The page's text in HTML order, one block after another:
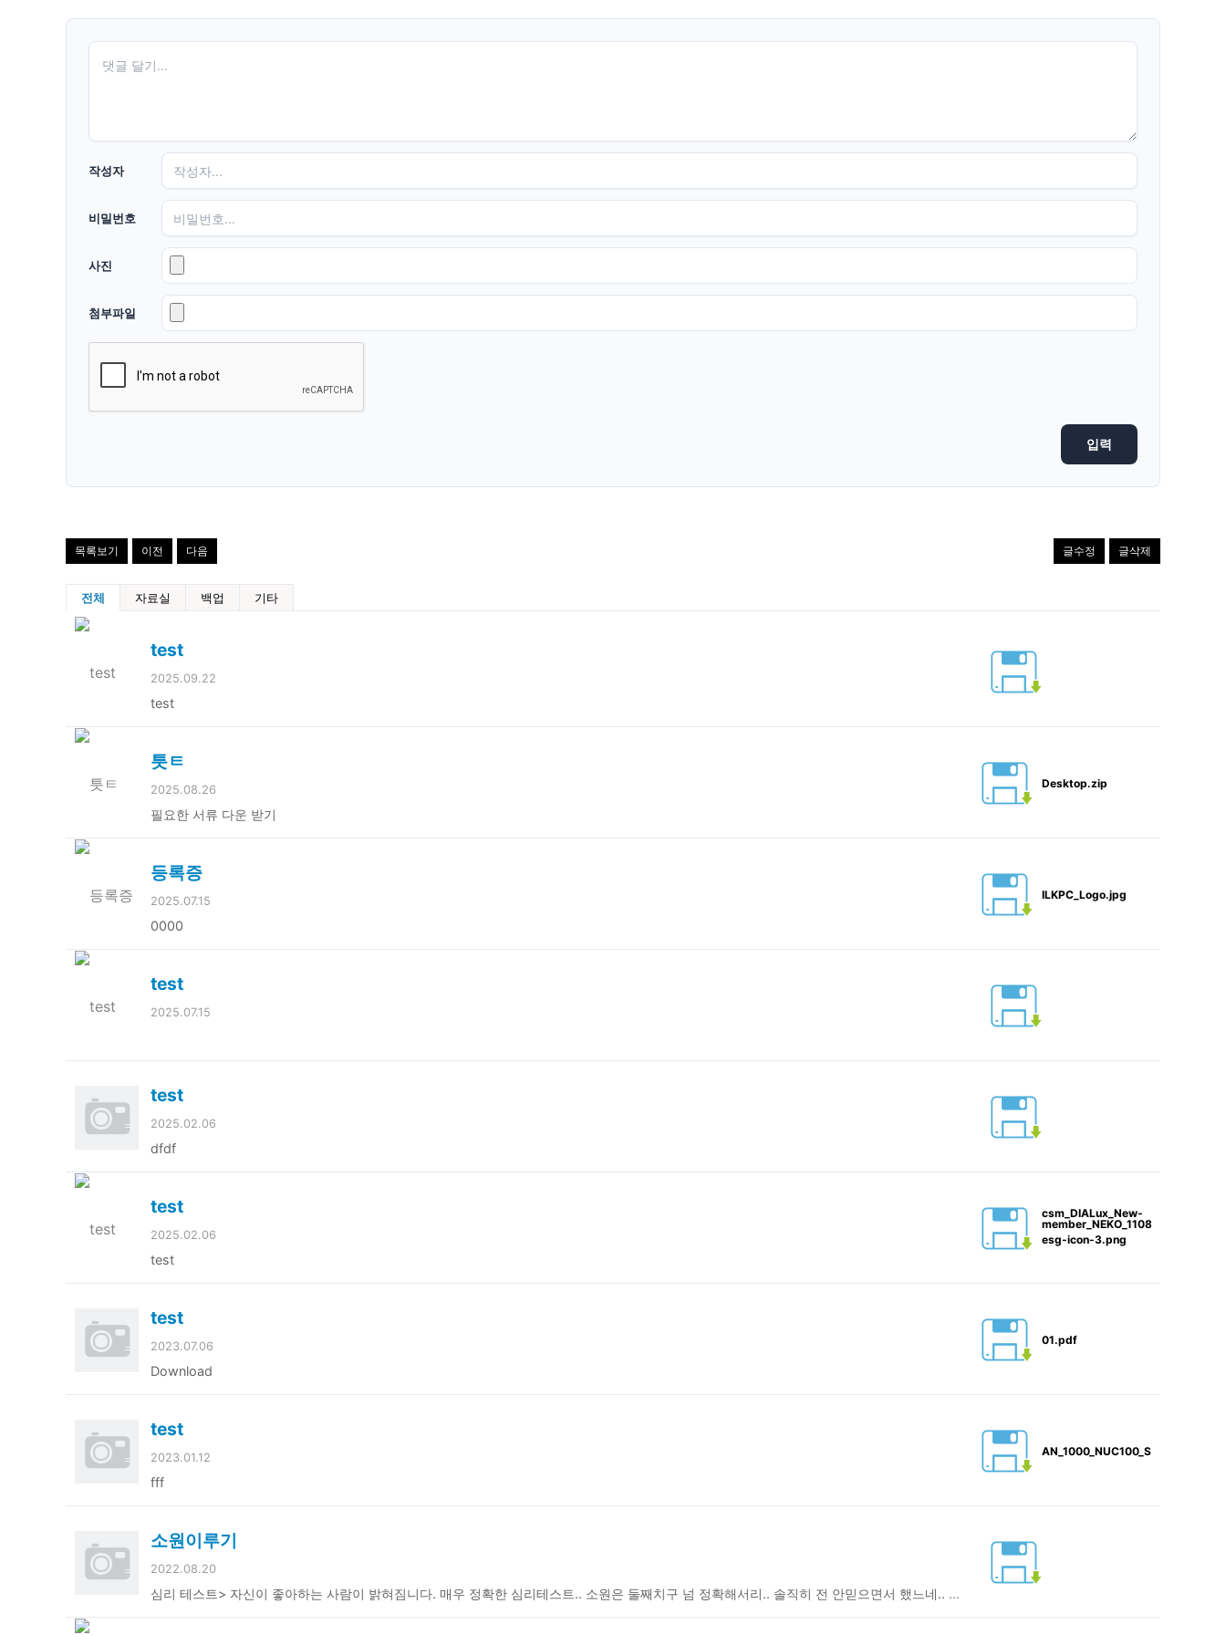
작성자
비밀번호
사진
첨부파일
목록보기 이전 다음 글수정 글삭제
전체 자료실 백업 기타
test
2025.09.22
test
틋ㅌ
2025.08.26
필요한 서류 다운 받기
Desktop.zip
등록증
2025.07.15
0000
ILKPC_Logo.jpg
test
2025.07.15
test
2025.02.06
dfdf
test
2025.02.06
test
csm_DIALux_New-
member_NEKO_1108db1f1d.png
esg-icon-3.png
test
2023.07.06
Download
01.pdf
test
2023.01.12
fff
소원이루기
2022.08.20
심리 테스트> 자신이 좋아하는 사람이 밝혀짐니다. 매우 정확한 심리테스트.. 소원은 둘째치구 넘 정확해서리.. 솔직히 전 안믿으면서 했느네.. 결과를 보고 좀 섬뜩했습니다... 넘 정확해서리.. 진심으로 응하지 않으면 결과에 화가 날수도 있습니다 잘읽으세요~미리보기 없기.. 진지하게 한번 시도해 보세요! 이건 좀 이상합니다. 나도 해봤는데, 정말 이상하면서 재밌습니다. 나한테 이걸 보낸 사람이 말하길 메일을 읽은후 10분후에 소원이 이루어 졌다길래 별일이 다 있구나 생각했습니다. 순서대로 하세요 속이기 없기 속이지 마세요 이 게임의 결과는 매우 재밌으면서 섬뜩합니다. 미리 읽지말고,순서대로만 하세요. 3분정도 걸리지만, 그럴만한 가치가 있습니다. 약간은 으스스합니다. 먼저 백지와 연필을 준비하세요 추신:이름을 고를때는 당신이 *실제로 아는*사람의 이름을 고르도록하고,첫번재 본능적으로 생각난 대답을 적으시기 바랍니다. 한번에 한줄씩만 스크롤하세요~ 미리 읽으면 재미를 망치게 됩니다. 1)먼저 종이의 위에서 아래로 1부터11의 숫자를 적으세요. 2)그리고 1과 2의 숫자 옆에 생각나는 두 숫자를 하나 씩 적으세요. 3)3과 7옆에 이성의 이름을 적으세요(두명..) 미리보면 결과의 진실성이 없어집니다! 4)4,5,6 번째 빈칸에는 아무의 이름(친구나 가족등) 을 적으세요.속이게 되면 당신이 한일에 대해서 화가 날 것입니다. 5)8,9,10,11번에 노래제목들을 각각 적으세요. 6)마지막으로 소원을 비세요 ***이 심리테스트의 설명*** 3번째 적은 이름은 당신이 사랑하는 사람입니다. 7번에 적은 이름은 당신이 좋아하지만 이루어 질 수 없는 사랑입니다. 4번에 적은 사람은 당신이 가장 보살펴주는 사람입니다. 5번에 쓴 사람은 당신을 가장 잘 아는 사람입니다. 6번에 쓴 사람은 당신의 행운의 스타입니다. 8번에 쓴 것은 3번에 쓴 사람과 어울리는 노래입니다. 9번에 쓴 것은 7번에 쓴 사람과 어울리는 노래입니다. 10번에 쓴 것은 당신의 생각을 잘 표현한 노래입니다. 11변에 쓴 것은 당신이 인생을 어떻게 느끼는지를 표현한 노래입니다. 마지막으로 2번에 쓴 숫자만큼 다른 게시판에 이 글을 올리면 당신의 소원은 이루어집니다